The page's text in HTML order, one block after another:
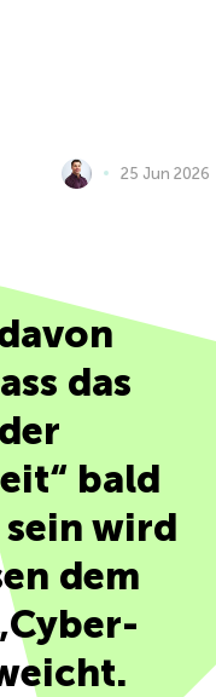
25 Jun 2026
das
bald
wird
dem